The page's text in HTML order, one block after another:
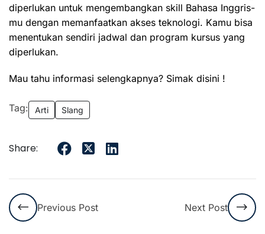
diperlukan untuk mengembangkan skill Bahasa Inggris-
mu dengan memanfaatkan akses teknologi. Kamu bisa
menentukan sendiri jadwal dan program kursus yang
diperlukan.
Mau tahu informasi selengkapnya? Simak disini !
Tag: Arti Slang
Share:
Previous Post Next Post